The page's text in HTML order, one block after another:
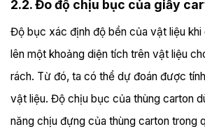
2.2. Đo độ chịu bục của giấy
Độ bục xác định độ bền của vật liệu khi
lên một khoảng diện tích trên vật liệu
rách. Từ đó, ta có thể dự đoán được
vật liệu. Độ chịu bục của thùng carton
năng chịu đựng của thùng carton trong